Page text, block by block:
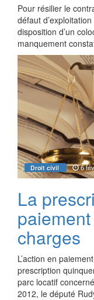
Pour résilier le
défaut
disposition d’un
manquement
Droit civil 6
La
charges
L’action en
prescription
parc locatif
2012, le député